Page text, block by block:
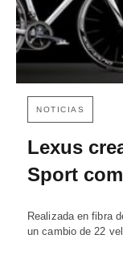
NOTICIAS
Lexus
Sport
Realizada en fibra
un cambio de 22